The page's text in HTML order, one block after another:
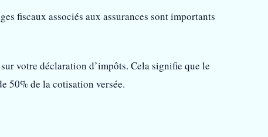
fiscaux associés aux assurances sont importants
votre déclaration d’impôts. Cela signifie que le
50% de la cotisation versée.